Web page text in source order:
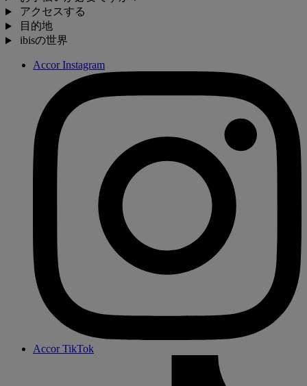
アクセスする
目的地
ibisの世界
Accor Instagram
Accor TikTok